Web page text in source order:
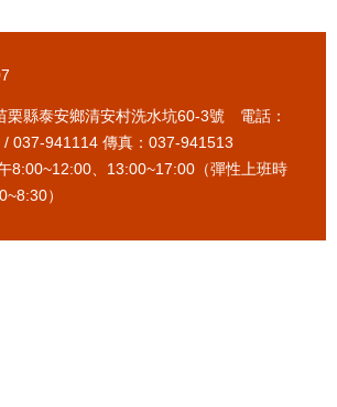
栗縣泰安鄉清安村洗水坑60-3號 電話：
037-941114 傳真：037-941513
8:00~12:00、13:00~17:00（彈性上班時
）